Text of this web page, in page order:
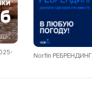
Norfin РЕБРЕНДИНГ